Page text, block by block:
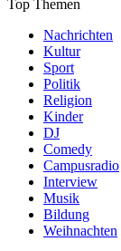
Top Themen
Nachrichten
Kultur
Sport
Politik
Religion
Kinder
DJ
Comedy
Campusradio
Interview
Musik
Bildung
Weihnachten